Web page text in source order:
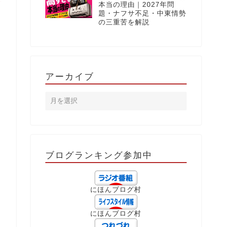
本当の理由｜2027年問
題・ナフサ不足・中東情勢
の三重苦を解説
アーカイブ
ブログランキング参加中
にほんブログ村
にほんブログ村